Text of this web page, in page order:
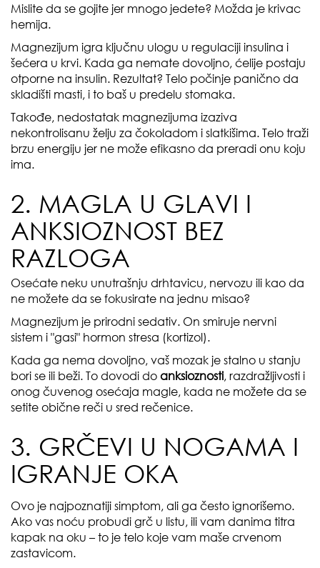
Mislite da se gojite jer mnogo jedete? Možda je krivac
hemija.
Magnezijum igra ključnu ulogu u regulaciji insulina i
šećera u krvi. Kada ga nemate dovoljno, ćelije postaju
otporne na insulin. Rezultat? Telo počinje panično da
skladišti masti, i to baš u predelu stomaka.
Takođe, nedostatak magnezijuma izaziva
nekontrolisanu želju za čokoladom i slatkišima. Telo traži
brzu energiju jer ne može efikasno da preradi onu koju
ima.
2. MAGLA U GLAVI I
ANKSIOZNOST BEZ
RAZLOGA
Osećate neku unutrašnju drhtavicu, nervozu ili kao da
ne možete da se fokusirate na jednu misao?
Magnezijum je prirodni sedativ. On smiruje nervni
sistem i "gasi" hormon stresa (kortizol).
Kada ga nema dovoljno, vaš mozak je stalno u stanju
bori se ili beži. To dovodi do anksioznosti, razdražljivosti i
onog čuvenog osećaja magle, kada ne možete da se
setite obične reči u sred rečenice.
3. GRČEVI U NOGAMA I
IGRANJE OKA
Ovo je najpoznatiji simptom, ali ga često ignorišemo.
Ako vas noću probudi grč u listu, ili vam danima titra
kapak na oku – to je telo koje vam maše crvenom
zastavicom.